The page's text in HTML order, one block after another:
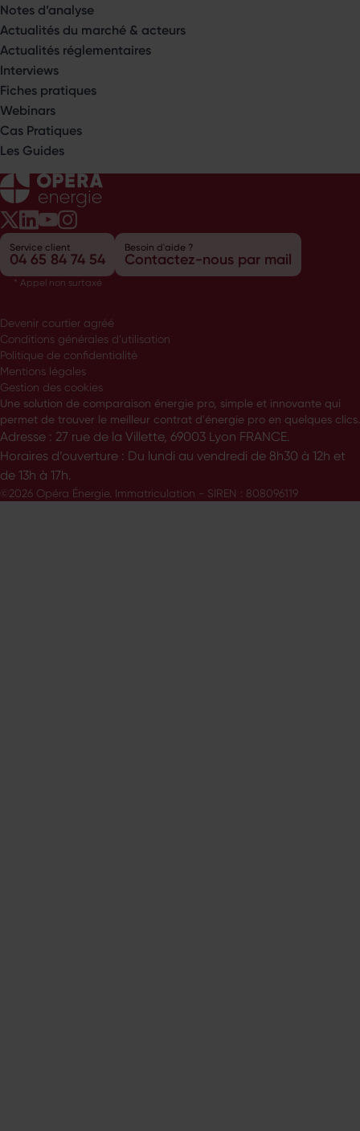
Notes d’analyse
Actualités du marché & acteurs
Actualités réglementaires
Interviews
Fiches pratiques
Webinars
Cas Pratiques
Les Guides
Opéra Énergie sur Twitter
Opéra Énergie sur LinkedIn
Opéra Énergie sur Youtube
Opéra Énergie sur Instagram
Service client
04 65 84 74 54
* Appel non surtaxé
Besoin d'aide ?
Contactez-nous par mail
Devenir courtier agréé
Conditions générales d’utilisation
Politique de confidentialité
Mentions légales
Gestion des cookies
Une solution de comparaison énergie pro, simple et innovante qui
permet de trouver le meilleur contrat d'énergie pro en quelques clics.
Adresse : 27 rue de la Villette, 69003 Lyon FRANCE.
Horaires d’ouverture : Du lundi au vendredi de 8h30 à 12h et
de 13h à 17h.
©2026 Opéra Énergie. Immatriculation - SIREN : 808096119